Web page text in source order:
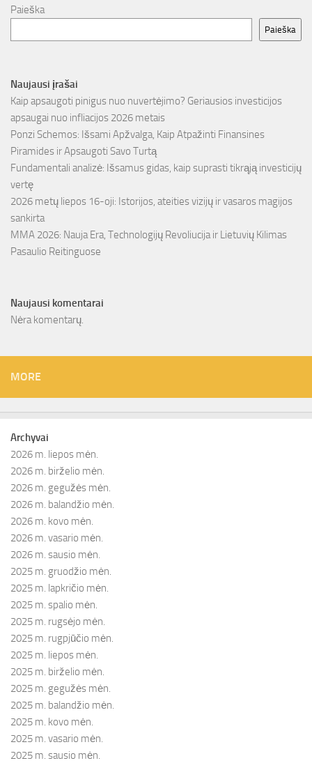
Paieška
Paieška
Naujausi įrašai
Kaip apsaugoti pinigus nuo nuvertėjimo? Geriausios investicijos
apsaugai nuo infliacijos 2026 metais
Ponzi Schemos: Išsami Apžvalga, Kaip Atpažinti Finansines
Piramides ir Apsaugoti Savo Turtą
Fundamentali analizė: Išsamus gidas, kaip suprasti tikrąją investicijų
vertę
2026 metų liepos 16-oji: Istorijos, ateities vizijų ir vasaros magijos
sankirta
MMA 2026: Nauja Era, Technologijų Revoliucija ir Lietuvių Kilimas
Pasaulio Reitinguose
Naujausi komentarai
Nėra komentarų.
MORE
Archyvai
2026 m. liepos mėn.
2026 m. birželio mėn.
2026 m. gegužės mėn.
2026 m. balandžio mėn.
2026 m. kovo mėn.
2026 m. vasario mėn.
2026 m. sausio mėn.
2025 m. gruodžio mėn.
2025 m. lapkričio mėn.
2025 m. spalio mėn.
2025 m. rugsėjo mėn.
2025 m. rugpjūčio mėn.
2025 m. liepos mėn.
2025 m. birželio mėn.
2025 m. gegužės mėn.
2025 m. balandžio mėn.
2025 m. kovo mėn.
2025 m. vasario mėn.
2025 m. sausio mėn.